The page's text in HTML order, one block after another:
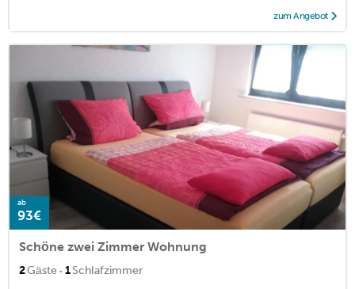
zum Angebot
ab
93€
Schöne zwei Zimmer Wohnung
2Gäste · 1Schlafzimmer